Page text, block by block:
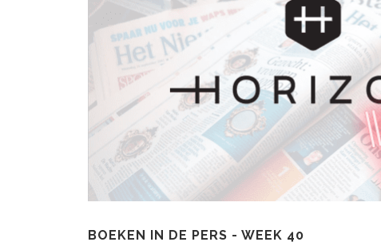
BOEKEN IN DE PERS - WEEK 40